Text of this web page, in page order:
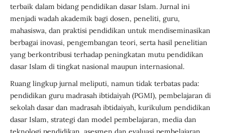
terbaik dalam bidang pendidikan dasar Islam. Jurnal ini
menjadi wadah akademik bagi dosen, peneliti, guru,
mahasiswa, dan praktisi pendidikan untuk mendiseminasikan
berbagai inovasi, pengembangan teori, serta hasil penelitian
yang berkontribusi terhadap peningkatan mutu pendidikan
dasar Islam di tingkat nasional maupun internasional.
Ruang lingkup jurnal meliputi, namun tidak terbatas pada:
pendidikan guru madrasah ibtidaiyah (PGMI), pembelajaran di
sekolah dasar dan madrasah ibtidaiyah, kurikulum pendidikan
dasar Islam, strategi dan model pembelajaran, media dan